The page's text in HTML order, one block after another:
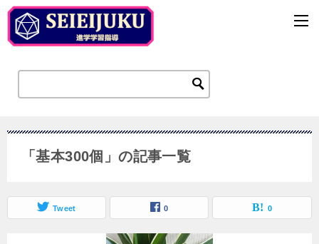
「基本300個」の記事一覧
Tweet 0 0